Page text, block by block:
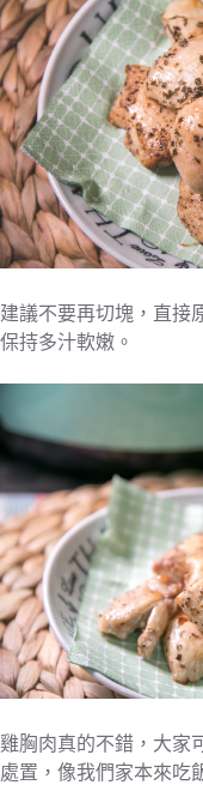
建議不要再切塊，直接
保持多汁軟嫩。
雞胸肉真的不錯，大家
處置，像我們家本來吃